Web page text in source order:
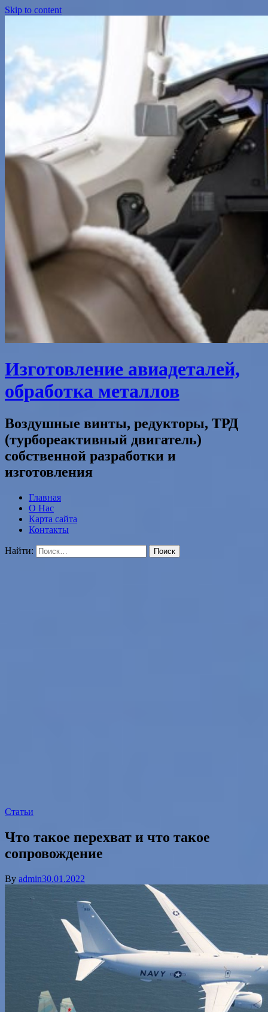
Skip to content
Изготовление авиадеталей,
обработка металлов
Воздушные винты, редукторы, ТРД
(турбореактивный двигатель)
собственной разработки и
изготовления
Главная
О Нас
Карта сайта
Контакты
Найти:
Статьи
Что такое перехват и что такое
сопровождение
By admin30.01.2022